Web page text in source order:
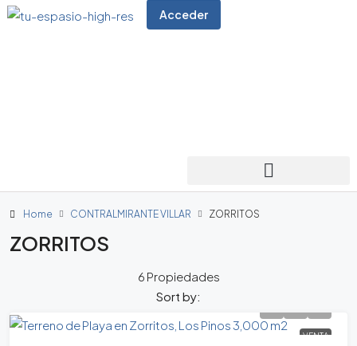
Acceder
Home CONTRALMIRANTE VILLAR ZORRITOS
ZORRITOS
6 Propiedades
Sort by:
VENTA